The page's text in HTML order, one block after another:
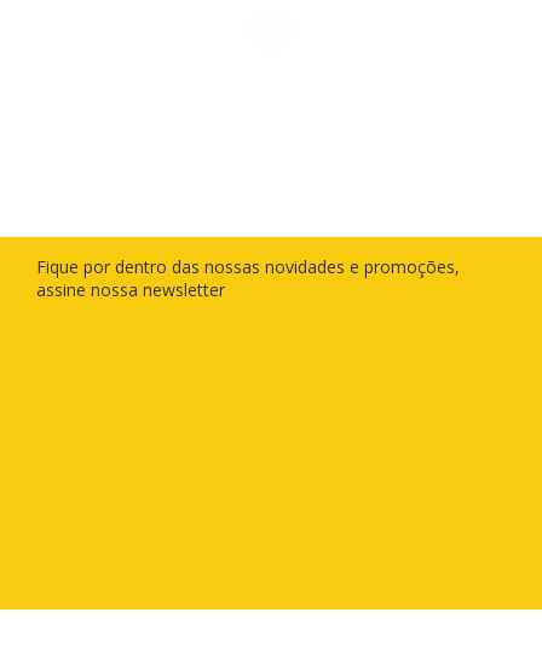
Fique por dentro das nossas novidades e promoções,
assine nossa newsletter